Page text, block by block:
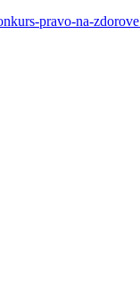
pravo-na-